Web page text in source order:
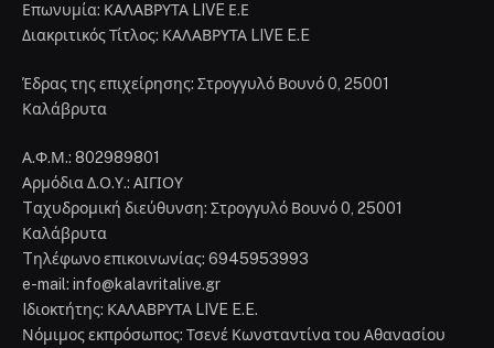
Επωνυμία: ΚΑΛΑΒΡΥΤΑ LIVE Ε.Ε
Διακριτικός Τίτλος: ΚΑΛΑΒΡΥΤΑ LIVE E.E
Έδρας της επιχείρησης: Στρογγυλό Βουνό 0, 25001
Καλάβρυτα
Α.Φ.Μ.: 802989801
Αρμόδια Δ.Ο.Υ.: ΑΙΓΙΟΥ
Tαχυδρομική διεύθυνση: Στρογγυλό Βουνό 0, 25001
Καλάβρυτα
Tηλέφωνο επικοινωνίας: 6945953993
e-mail: info@kalavritalive.gr
Iδιοκτήτης: ΚΑΛΑΒΡΥΤΑ LIVE E.E.
Νόμιμος εκπρόσωπος: Τσενέ Κωνσταντίνα του Αθανασίου